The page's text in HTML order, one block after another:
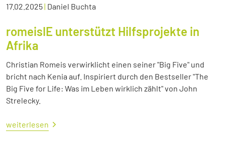
17.02.2025| Daniel Buchta
romeisIE unterstützt Hilfsprojekte in
Afrika
Christian Romeis verwirklicht einen seiner "Big Five" und
bricht nach Kenia auf. Inspiriert durch den Bestseller "The
Big Five for Life: Was im Leben wirklich zählt" von John
Strelecky.
weiterlesen